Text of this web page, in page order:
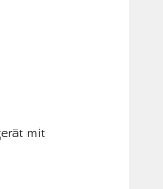
mit